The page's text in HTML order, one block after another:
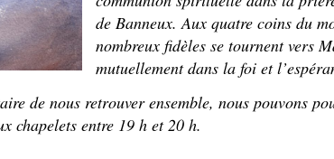
de Banneux. Aux quatre coins du
nombreux fidèles se tournent vers
mutuellement dans la foi et
de nous retrouver ensemble, nous pouvons
chapelets entre 19 h et 20 h.